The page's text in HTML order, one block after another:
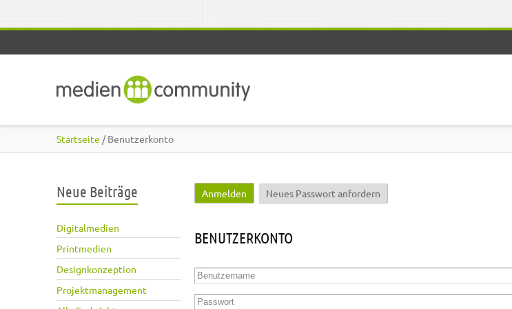
Startseite / Benutzerkonto
Neue Beiträge
Digitalmedien
Printmedien
Designkonzeption
Projektmanagement
Haupt-Reiter
Anmelden (aktiver Reiter)
Neues Passwort anfordern
BENUTZERKONTO
Benutzername
Passwort